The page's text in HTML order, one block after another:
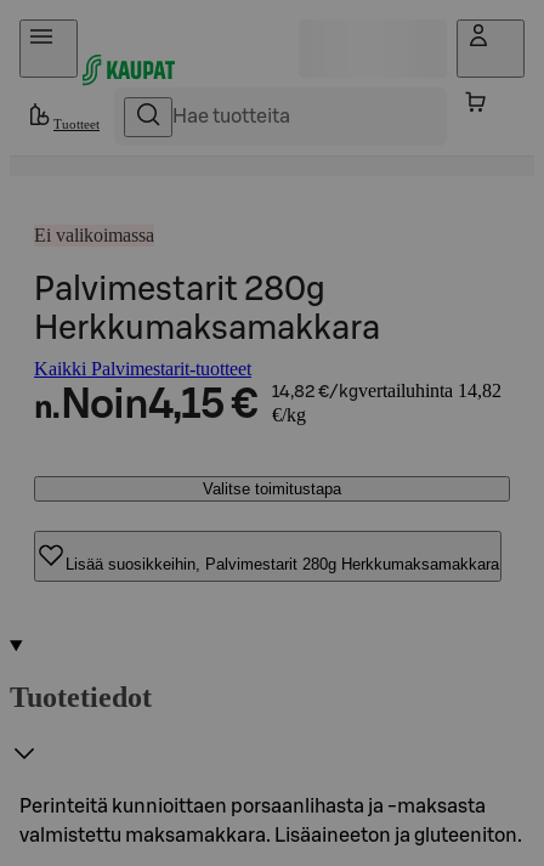
Hyppää sisältöön
Tuotteet
Ei valikoimassa
Palvimestarit 280g
Herkkumaksamakkara
Kaikki Palvimestarit-tuotteet
n. Noin4,15 € 14,82 €/kgvertailuhinta 14,82
€/kg
Valitse toimitustapa
Lisää suosikkeihin, Palvimestarit 280g Herkkumaksamakkara
Tuotetiedot
Perinteitä kunnioittaen porsaanlihasta ja -maksasta
valmistettu maksamakkara. Lisäaineeton ja gluteeniton.